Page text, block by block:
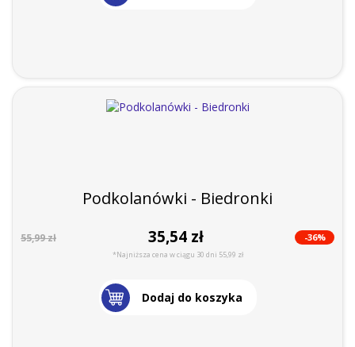
Podkolanówki - Biedronki
55,99 zł 35,54 zł -36%
*Najniższa cena w ciągu 30 dni 55,99 zł
Dodaj do koszyka